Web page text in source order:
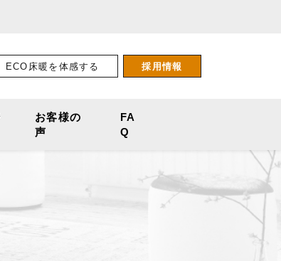
ECO床暖を体感する 採用情報
お客様の
声
FA
Q